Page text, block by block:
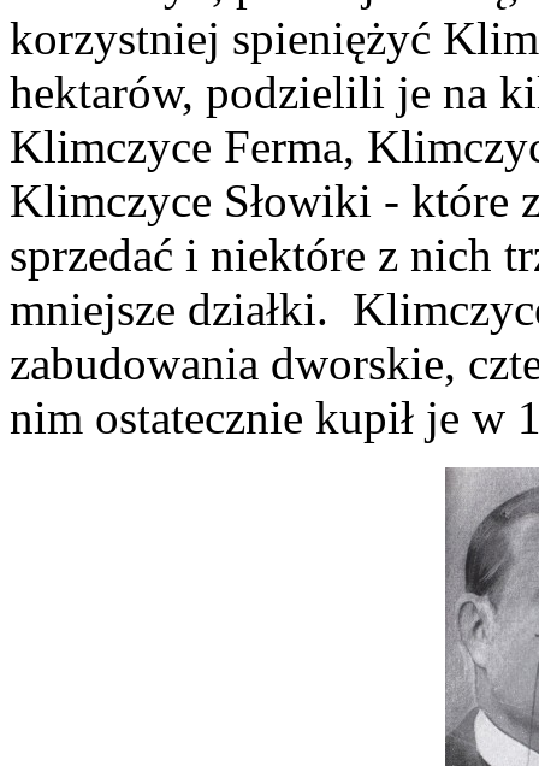
korzystniej spieniężyć
hektarów, podzielili je na
Klimczyce Ferma,
Klimczyce Słowiki - które
sprzedać i niektóre z nich
mniejsze działki.
zabudowania dworskie,
nim ostatecznie kupił je w